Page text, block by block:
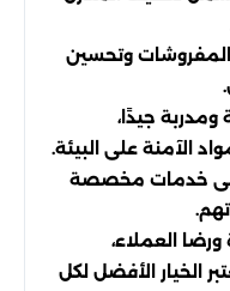
وتحسين
جيدًا،
الآمنة على البيئة.
خدمات مخصصة
العملاء،
الخيار الأفضل لكل